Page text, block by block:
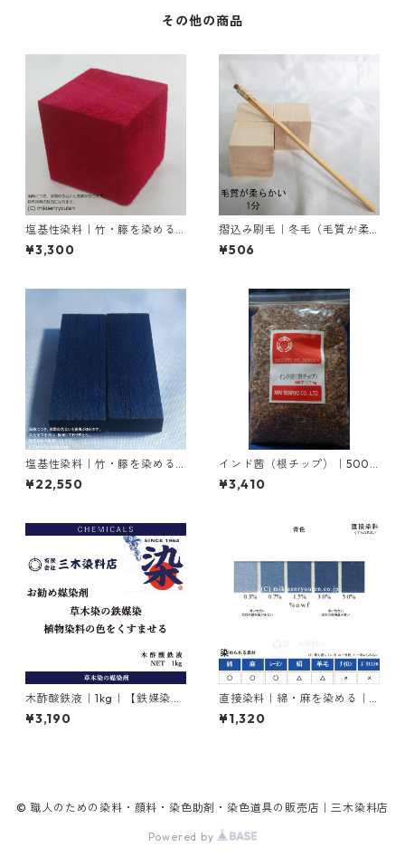
その他の商品
塩基性染料｜竹・籐を染める
｜100g｜塩基性レット（赤色
系）
¥3,300
摺込み刷毛｜冬毛（毛質が柔
らかい）1分
¥506
塩基性染料｜竹・籐を染める
｜1kg｜塩基性ブラック（黒色
系）
¥22,550
インド茜（根チップ）｜500g
｜植物染料
¥3,410
木酢酸鉄液｜1kg｜【鉄媒染
剤】
¥3,190
直接染料｜綿・麻を染める｜2
0g｜シリアスファストブルー
BGL（青色）
¥1,320
© 職人のための染料・顔料・染色助剤・染色道具の販売店｜三木染料店
Powered by